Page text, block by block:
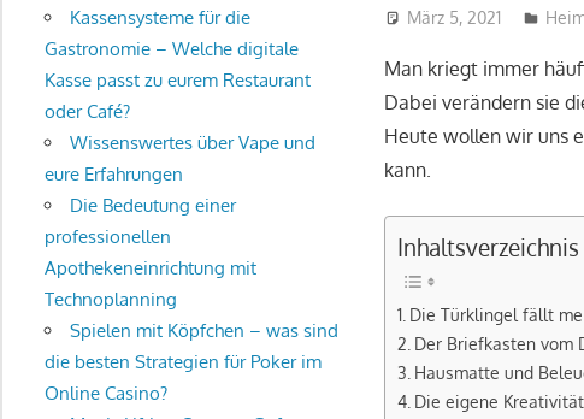
März 5, 2021
Man kriegt immer
Dabei verändern sie
Heute wollen wir uns
kann.
Inhaltsverzeichnis
Die Türklingel fällt
Der Briefkasten vom
Hausmatte und
Die eigene
Kassensysteme für die
Gastronomie – Welche digitale
Kasse passt zu eurem Restaurant
oder Café?
Wissenswertes über Vape und
eure Erfahrungen
Die Bedeutung einer
professionellen
Apothekeneinrichtung mit
Technoplanning
Spielen mit Köpfchen – was sind
die besten Strategien für Poker im
Online Casino?